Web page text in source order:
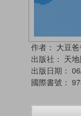
作者： 大豆爸
出版社： 天
出版日期：
國際書號：